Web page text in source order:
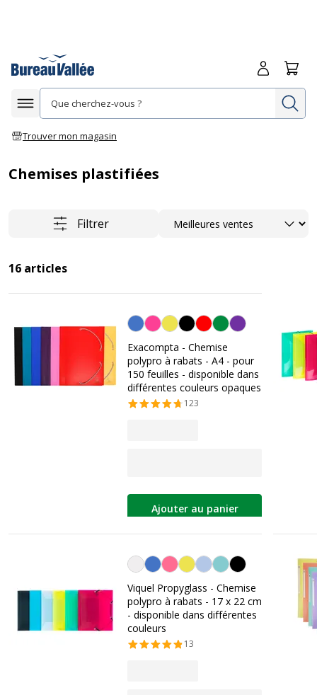
Afficher la navigation
Trouver mon magasin
Me
Chemises plastifiées
Filtrer Trier
16 articles
Personnalisation de la couleur
Exacompta - Chemise
polypro à rabats - A4 - pour
150 feuilles - disponible dans
différentes couleurs opaques
123
Ajouter au panier
Personnalisation de la couleur
Viquel Propyglass - Chemise
polypro à rabats - 17 x 22 cm
- disponible dans différentes
couleurs
13